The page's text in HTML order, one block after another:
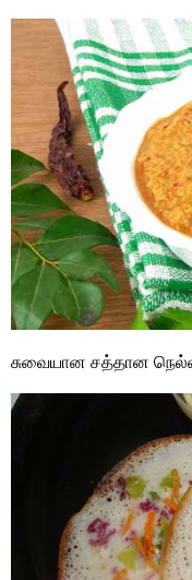
சுவையான சத்தான